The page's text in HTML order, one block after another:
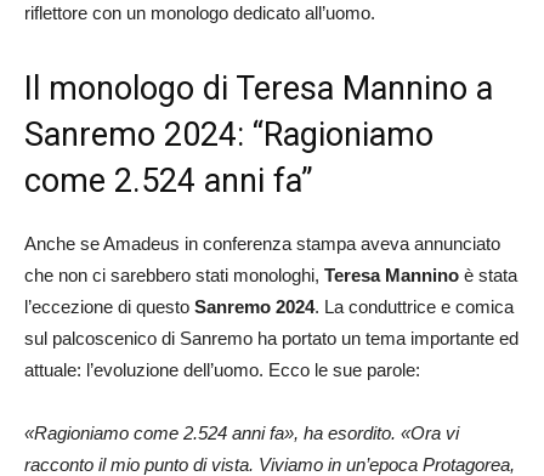
riflettore con un monologo dedicato all’uomo.
Il monologo di Teresa Mannino a
Sanremo 2024: “Ragioniamo
come 2.524 anni fa”
Anche se Amadeus in conferenza stampa aveva annunciato
che non ci sarebbero stati monologhi, Teresa Mannino è stata
l’eccezione di questo Sanremo 2024. La conduttrice e comica
sul palcoscenico di Sanremo ha portato un tema importante ed
attuale: l’evoluzione dell’uomo. Ecco le sue parole:
«Ragioniamo come 2.524 anni fa», ha esordito. «Ora vi
racconto il mio punto di vista. Viviamo in un’epoca Protagorea,